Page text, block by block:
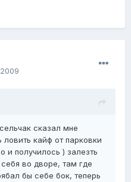
сказал мне
кайф от парковки
и получилось ) залезть
во дворе, там где
бы себе бок, теперь